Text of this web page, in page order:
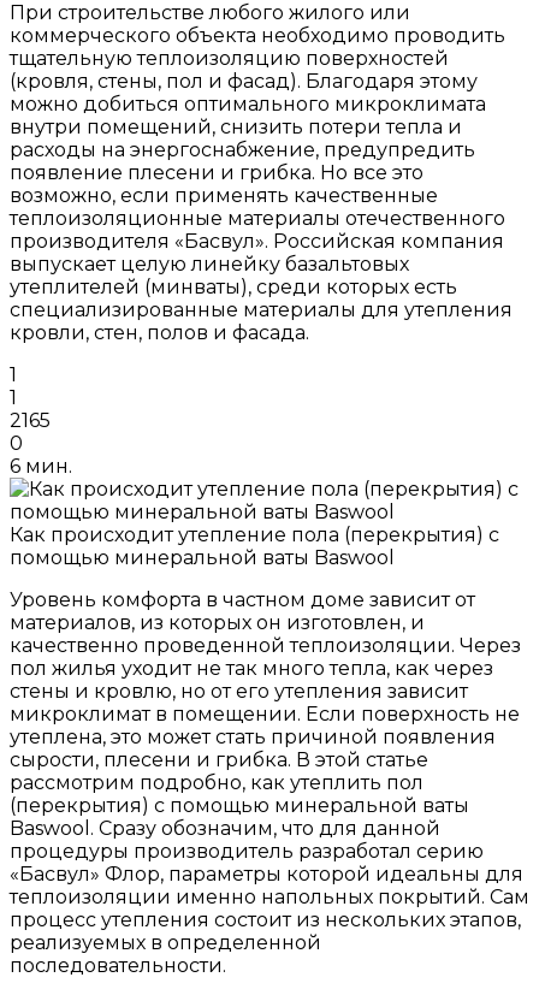
При строительстве любого жилого или
коммерческого объекта необходимо проводить
тщательную теплоизоляцию поверхностей
(кровля, стены, пол и фасад). Благодаря этому
можно добиться оптимального микроклимата
внутри помещений, снизить потери тепла и
расходы на энергоснабжение, предупредить
появление плесени и грибка. Но все это
возможно, если применять качественные
теплоизоляционные материалы отечественного
производителя «Басвул». Российская компания
выпускает целую линейку базальтовых
утеплителей (минваты), среди которых есть
специализированные материалы для утепления
кровли, стен, полов и фасада.
1
1
2165
0
6 мин.
Как происходит утепление пола (перекрытия) с
помощью минеральной ваты Baswool
Уровень комфорта в частном доме зависит от
материалов, из которых он изготовлен, и
качественно проведенной теплоизоляции. Через
пол жилья уходит не так много тепла, как через
стены и кровлю, но от его утепления зависит
микроклимат в помещении. Если поверхность не
утеплена, это может стать причиной появления
сырости, плесени и грибка. В этой статье
рассмотрим подробно, как утеплить пол
(перекрытия) с помощью минеральной ваты
Baswool. Сразу обозначим, что для данной
процедуры производитель разработал серию
«Басвул» Флор, параметры которой идеальны для
теплоизоляции именно напольных покрытий. Сам
процесс утепления состоит из нескольких этапов,
реализуемых в определенной
последовательности.